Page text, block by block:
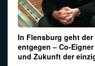
In Flensburg geht
entgegen – Co-
und Zukunft der